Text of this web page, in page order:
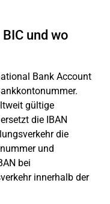
und wo
Bank Account
gültige
die IBAN
die
und
bei
innerhalb der